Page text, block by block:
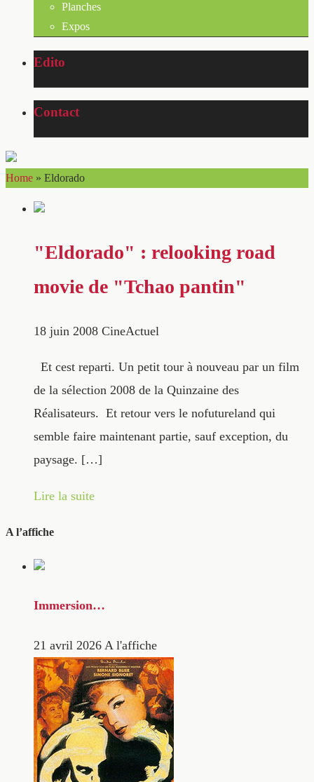
Planches
Expos
Edito
Contact
Home » Eldorado
"Eldorado" : relooking road
movie de "Tchao pantin"
18 juin 2008 CineActuel
Et cest reparti. Un petit tour à nouveau par un film
de la sélection 2008 de la Quinzaine des
Réalisateurs. Et retour vers le nofutureland qui
semble faire maintenant partie, sauf exception, du
paysage. […]
Lire la suite
A l’affiche
Immersion…
21 avril 2026 A l'affiche